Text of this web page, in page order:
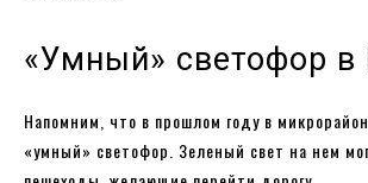
«Умный» светофор в
Напомним, что в прошлом году в
«умный» светофор. Зеленый свет на нем